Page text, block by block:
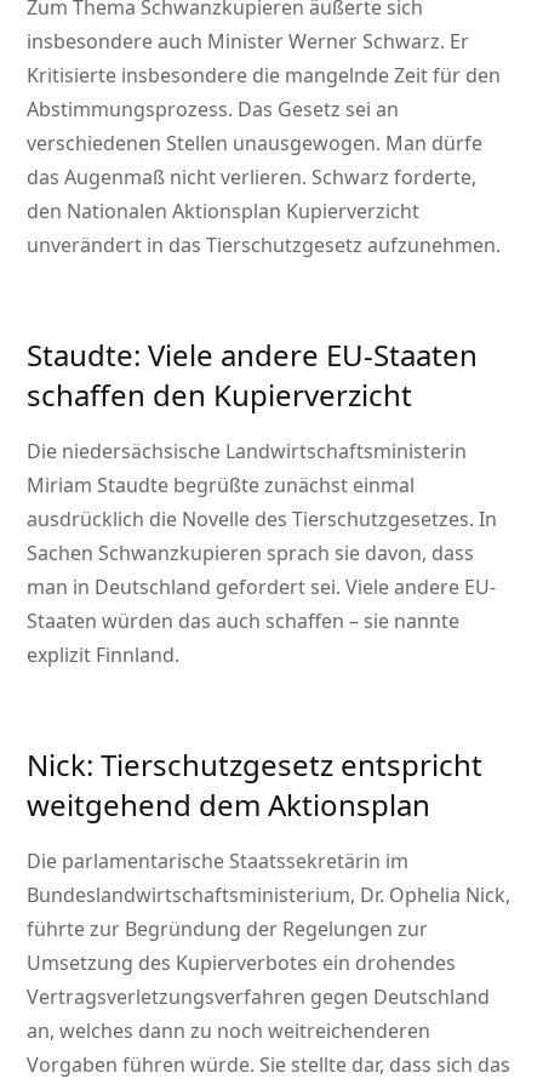
Zum Thema Schwanzkupieren äußerte sich
insbesondere auch Minister Werner Schwarz. Er
Kritisierte insbesondere die mangelnde Zeit für den
Abstimmungsprozess. Das Gesetz sei an
verschiedenen Stellen unausgewogen. Man dürfe
das Augenmaß nicht verlieren. Schwarz forderte,
den Nationalen Aktionsplan Kupierverzicht
unverändert in das Tierschutzgesetz aufzunehmen.
Staudte: Viele andere EU-Staaten
schaffen den Kupierverzicht
Die niedersächsische Landwirtschaftsministerin
Miriam Staudte begrüßte zunächst einmal
ausdrücklich die Novelle des Tierschutzgesetzes. In
Sachen Schwanzkupieren sprach sie davon, dass
man in Deutschland gefordert sei. Viele andere EU-
Staaten würden das auch schaffen – sie nannte
explizit Finnland.
Nick: Tierschutzgesetz entspricht
weitgehend dem Aktionsplan
Die parlamentarische Staatssekretärin im
Bundeslandwirtschaftsministerium, Dr. Ophelia Nick,
führte zur Begründung der Regelungen zur
Umsetzung des Kupierverbotes ein drohendes
Vertragsverletzungsverfahren gegen Deutschland
an, welches dann zu noch weitreichenderen
Vorgaben führen würde. Sie stellte dar, dass sich das